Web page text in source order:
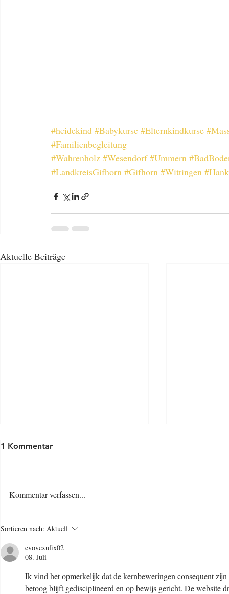
#heidekind #Babykurse #Elternkindkurse
#Familienbegleitung
#Wahrenholz #Wesendorf #Ummern
#LandkreisGifhorn #Gifhorn #Wittingen
Aktuelle Beiträge
Osterspecial im Babykurs 🐇
1 Kommentar
Kommentar verfassen...
Sortieren nach: Aktuell
evovexufix02
08. Juli
Ik vind het opmerkelijk dat de kernbeweringen consequent
betoog blijft gedisciplineerd en op bewijs gericht. De website